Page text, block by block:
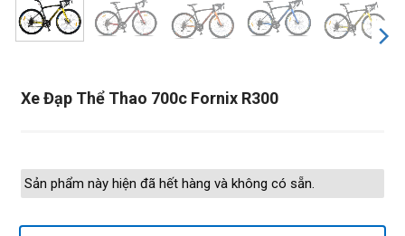
Xe Đạp Thể Thao 700c Fornix R300
Sản phẩm này hiện đã hết hàng và không có sẵn.